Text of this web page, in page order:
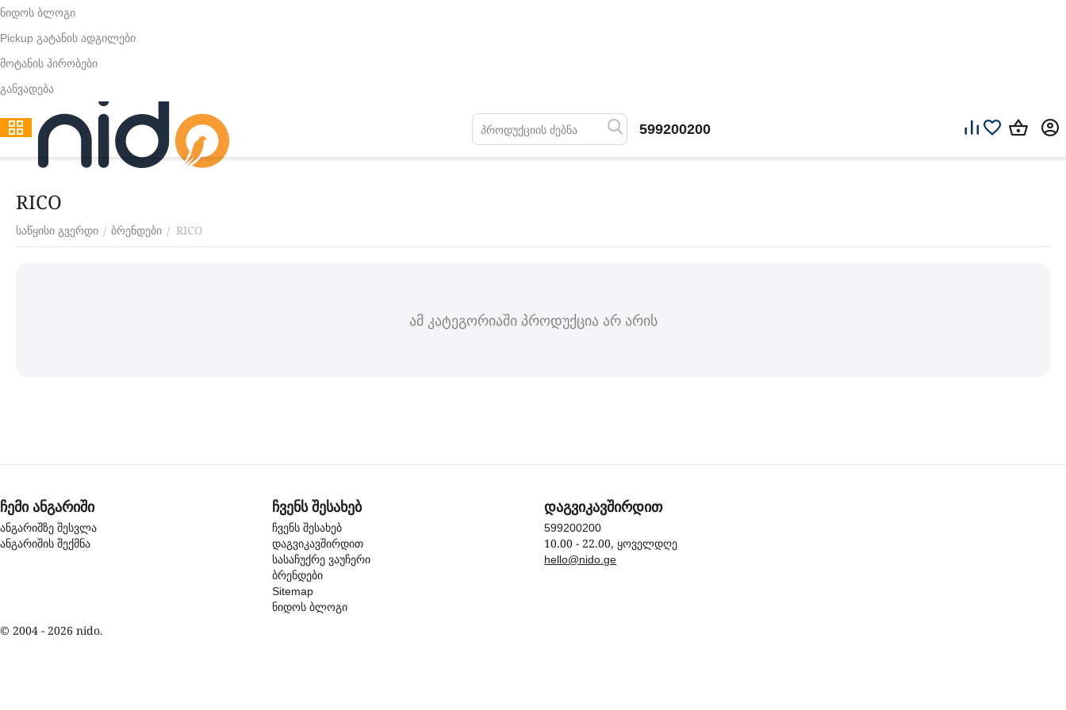
ნიდოს ბლოგი
Pickup გატანის ადგილები
მოტანის პირობები
განვადება
599200200
RICO
საწყისი გვერდი / ბრენდები / RICO
ამ კატეგორიაში პროდუქცია არ არის
ჩემი ანგარიში
ანგარიშზე შესვლა
ანგარიშის შექმნა
ჩვენს შესახებ
ჩვენს შესახებ
დაგვიკავშირდით
სასაჩუქრე ვაუჩერი
ბრენდები
Sitemap
ნიდოს ბლოგი
დაგვიკავშირდით
599200200
10.00 - 22.00, ყოველდღე
hello@nido.ge
© 2004 - 2026 nido.